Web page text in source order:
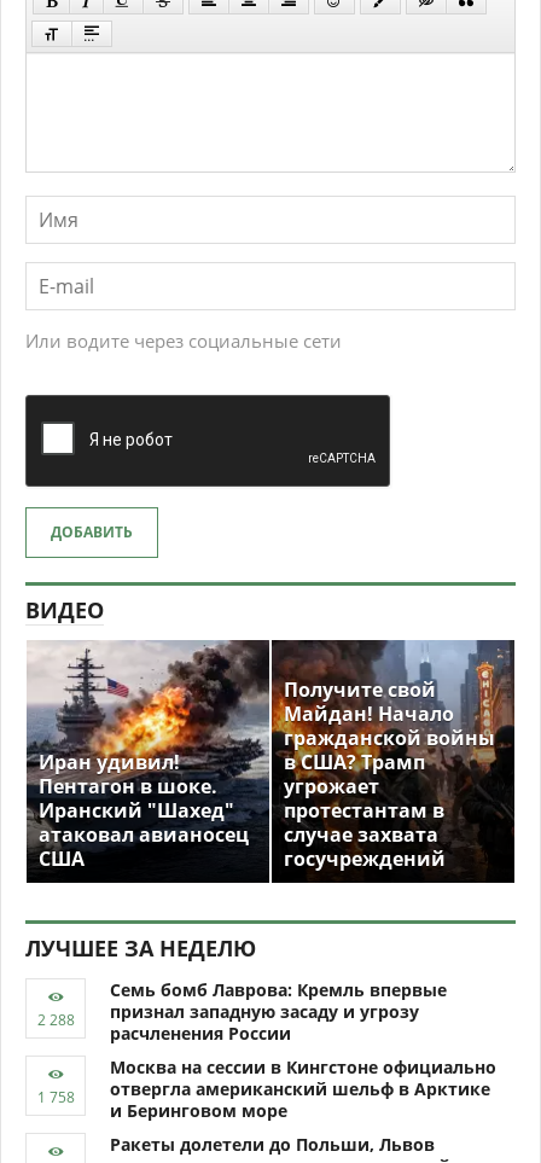
Или водите через социальные сети
ДОБАВИТЬ
ВИДЕО
Иран удивил!
Пентагон в шоке.
Иранский "Шахед"
атаковал авианосец
США
Получите свой
Майдан! Начало
гражданской войны
в США? Трамп
угрожает
протестантам в
случае захвата
госучреждений
ЛУЧШЕЕ ЗА НЕДЕЛЮ
Семь бомб Лаврова: Кремль впервые
признал западную засаду и угрозу
расчленения России
Москва на сессии в Кингстоне официально
отвергла американский шельф в Арктике
и Беринговом море
Ракеты долетели до Польши, Львов